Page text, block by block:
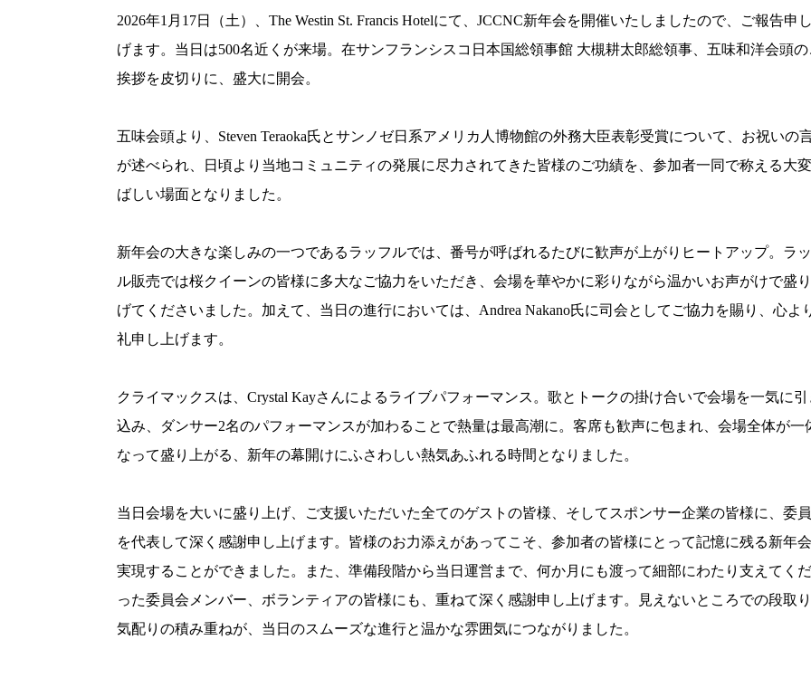
2026年1月17日（土）、The Westin St. Francis Hotelにて、JCCNC新年会を開催いたしましたので、ご報告申
げます。当日は500名近くが来場。在サンフランシスコ日本国総領事館 大槻耕太郎総領事、五味和洋会頭
挨拶を皮切りに、盛大に開会。
五味会頭より、Steven Teraoka氏とサンノゼ日系アメリカ人博物館の外務大臣表彰受賞について、お祝いの
が述べられ、日頃より当地コミュニティの発展に尽力されてきた皆様のご功績を、参加者一同で称える大
ばしい場面となりました。
新年会の大きな楽しみの一つであるラッフルでは、番号が呼ばれるたびに歓声が上がりヒートアップ。ラ
ル販売では桜クイーンの皆様に多大なご協力をいただき、会場を華やかに彩りながら温かいお声がけで盛
げてくださいました。加えて、当日の進行においては、Andrea Nakano氏に司会としてご協力を賜り、心よ
礼申し上げます。
クライマックスは、Crystal Kayさんによるライブパフォーマンス。歌とトークの掛け合いで会場を一気に
込み、ダンサー2名のパフォーマンスが加わることで熱量は最高潮に。客席も歓声に包まれ、会場全体が一
なって盛り上がる、新年の幕開けにふさわしい熱気あふれる時間となりました。
当日会場を大いに盛り上げ、ご支援いただいた全てのゲストの皆様、そしてスポンサー企業の皆様に、委
を代表して深く感謝申し上げます。皆様のお力添えがあってこそ、参加者の皆様にとって記憶に残る新年
実現することができました。また、準備段階から当日運営まで、何か月にも渡って細部にわたり支えてく
った委員会メンバー、ボランティアの皆様にも、重ねて深く感謝申し上げます。見えないところでの段取
気配りの積み重ねが、当日のスムーズな進行と温かな雰囲気につながりました。